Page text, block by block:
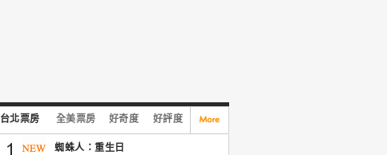
台北票房 全美票房 好奇度 好評度
蜘蛛人：重生日